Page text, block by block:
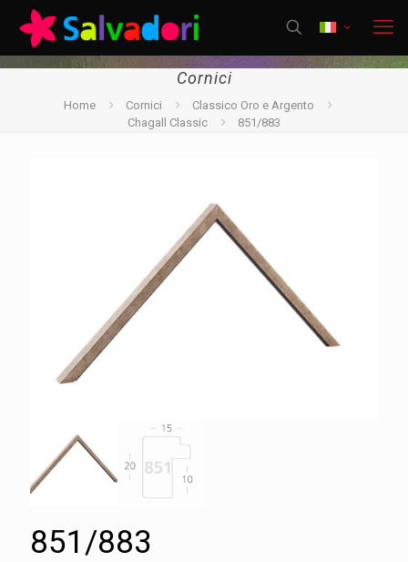
Cornici
Home Cornici
Classico Oro e Argento
Chagall Classic
851/883
851/883